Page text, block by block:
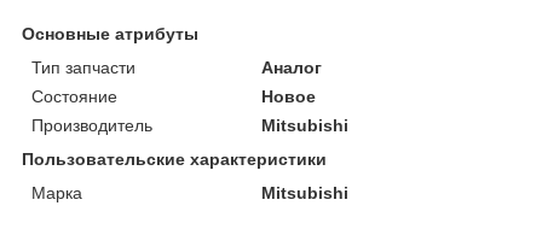
Основные атрибуты
Тип запчасти
Аналог
Состояние
Новое
Производитель
Mitsubishi
Пользовательские характеристики
Марка
Mitsubishi